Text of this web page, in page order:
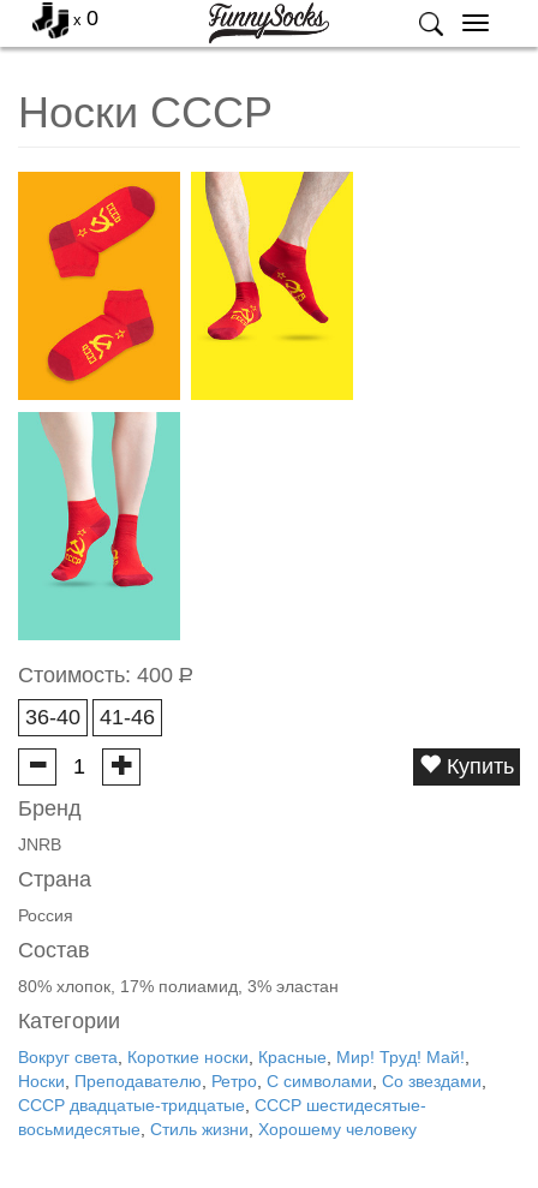
Меню
x 0
Носки СССР
Стоимость: 400 Р
36-40
41-46
Купить
Бренд
JNRB
Страна
Россия
Состав
80% хлопок, 17% полиамид, 3% эластан
Категории
Вокруг света Короткие носки Красные Мир! Труд! Май!
Носки
Преподавателю Ретро С символами Со звездами
СССР двадцатые-тридцатые СССР шестидесятые-
восьмидесятые Стиль жизни Хорошему человеку